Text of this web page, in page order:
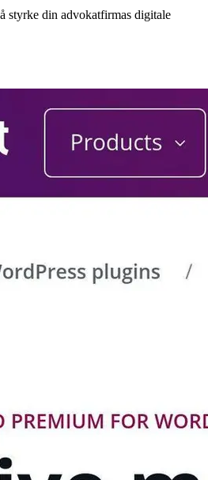
styrke din advokatfirmas digitale